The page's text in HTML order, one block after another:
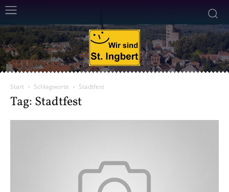
Start Schlagworte Stadtfest
Tag: Stadtfest